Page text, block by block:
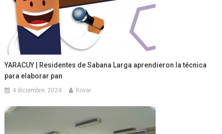
YARACUY | Residentes de Sabana Larga aprendieron la técnica
para elaborar pan
4 diciembre, 2024 ltovar